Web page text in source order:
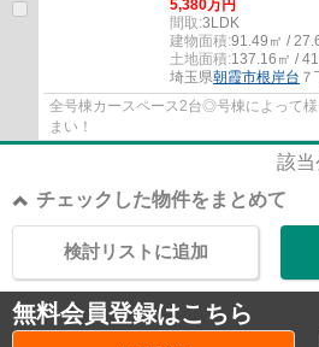
5,380万円
間取:3LDK
建物面積:91.49㎡ /
土地面積:137.16㎡ /
埼玉県朝霞市根岸台 ７
全号棟カースペース2台◎号棟によって
まい！
該当
チェックした物件をまとめて
検討リストに追加
無料会員登録はこちら